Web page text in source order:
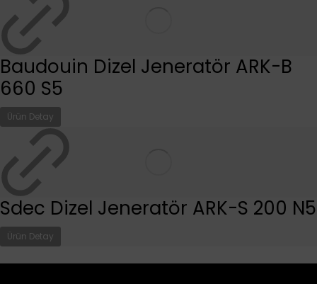
Baudouin Dizel Jeneratör ARK-B
660 S5
Ürün Detay
Sdec Dizel Jeneratör ARK-S 200 N5
Ürün Detay